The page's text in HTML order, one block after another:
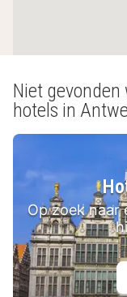
Niet gevonden
hotels in
Op zoek naar